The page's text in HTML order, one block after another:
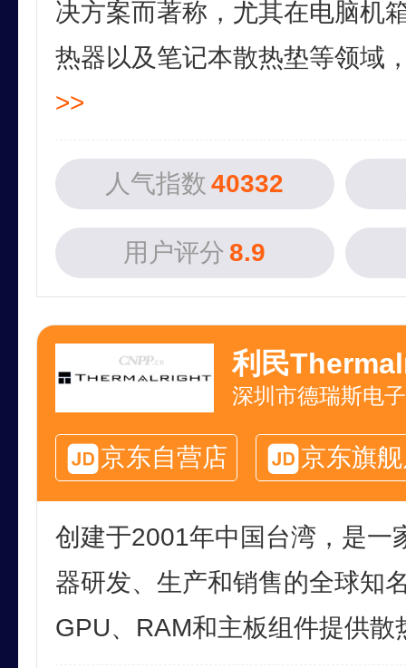
决方案而著称，尤其在电脑机
热器以及笔记本散热垫等领域
>>
人气指数 40332
用户评分 8.9
利民
京东自营店 京东旗
创建于2001年中国台湾，是一
器研发、生产和销售的全球知
GPU、RAM和主板组件提供散